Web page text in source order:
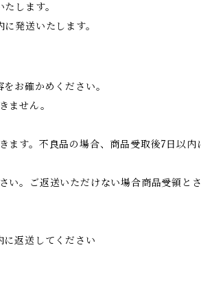
します。
発送いたします。
お確かめください。
ません。
ます。不良品の場合、商品受取後7日以
い。ご返送いただけない場合商品受領と
返送してください